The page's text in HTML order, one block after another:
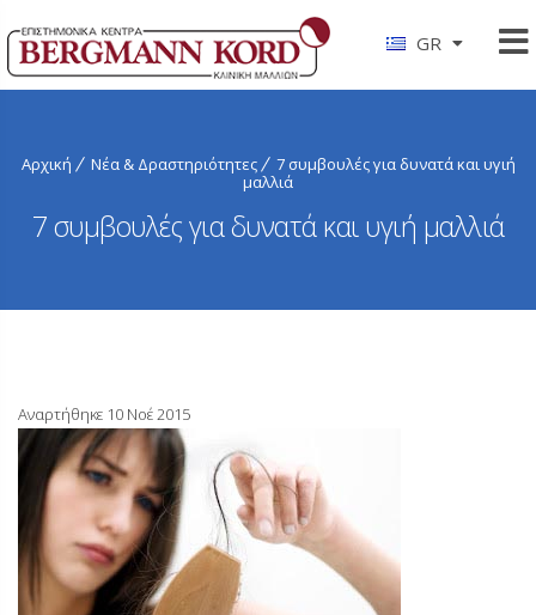
GR
Αρχική Νέα & Δραστηριότητες
7 συμβουλές για δυνατά και υγιή
μαλλιά
7 συμβουλές για δυνατά και υγιή μαλλιά
Αναρτήθηκε 10 Νοέ 2015